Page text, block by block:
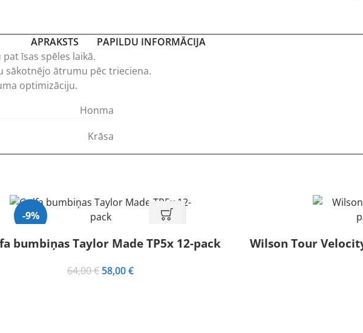
APRAKSTS
PAPILDU INFORMĀCIJA
īsas spēles laikā.
sākotnējo ātrumu pēc trieciena.
optimizāciju.
Honma
Krāsa
-9%
bumbiņas Taylor Made TP5x 12-pack
64,00€ Original
58,00€Current
Wilson Tour